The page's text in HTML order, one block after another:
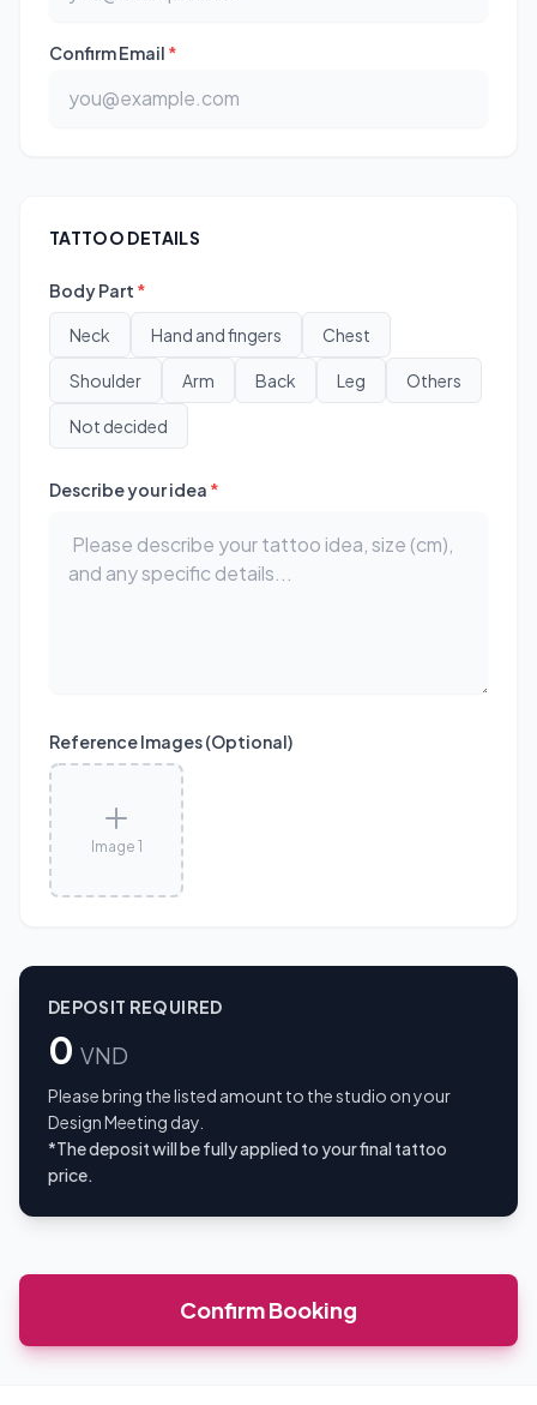
Confirm Email *
TATTOO DETAILS
Body Part *
Neck Hand and fingers Chest
Shoulder Arm Back Leg Others
Not decided
Describe your idea *
Reference Images (Optional)
Image 1
DEPOSIT REQUIRED
0 VND
Please bring the listed amount to the studio on your
Design Meeting day.
*The deposit will be fully applied to your final tattoo
price.
Confirm Booking